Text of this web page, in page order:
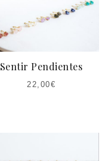
Sentir Pendientes
22,00€